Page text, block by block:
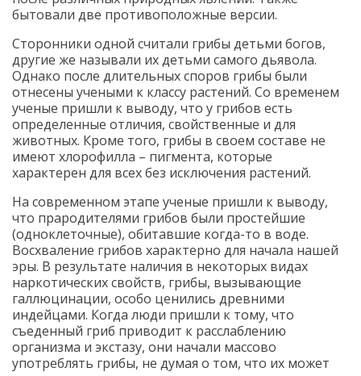
бытовали две противоположные версии.
Сторонники одной считали грибы детьми богов,
другие же называли их детьми самого дьявола.
Однако после длительных споров грибы были
отнесены учеными к классу растений. Со временем
ученые пришли к выводу, что у грибов есть
определенные отличия, свойственные и для
животных. Кроме того, грибы в своем составе не
имеют хлорофилла – пигмента, которые
характерен для всех без исключения растений.
На современном этапе ученые пришли к выводу,
что прародителями грибов были простейшие
(одноклеточные), обитавшие когда-то в воде.
Восхваление грибов характерно для начала нашей
эры. В результате наличия в некоторых видах
наркотических свойств, грибы, вызывающие
галлюцинации, особо ценились древними
индейцами. Когда люди пришли к тому, что
съеденный гриб приводит к расслаблению
организма и экстазу, они начали массово
употреблять грибы, не думая о том, что их может